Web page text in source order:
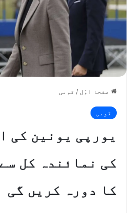
صفحۂ اوّل / قومی
قومی
یورپی یونین کی
کی نمائندہ کل
کا دورہ کریں گی